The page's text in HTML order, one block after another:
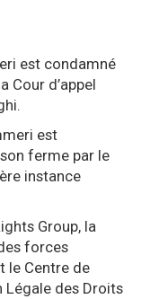
est condamné
Cour d’appel
est
ferme par le
instance
Group, la
forces
le Centre de
des Droits